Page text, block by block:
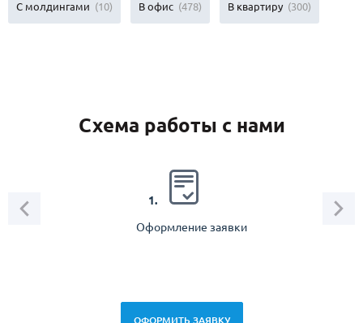
C молдингами (10) В офис (478) В квартиру (300)
Схема работы с нами
1.
Оформление заявки
ОФОРМИТЬ ЗАЯВКУ